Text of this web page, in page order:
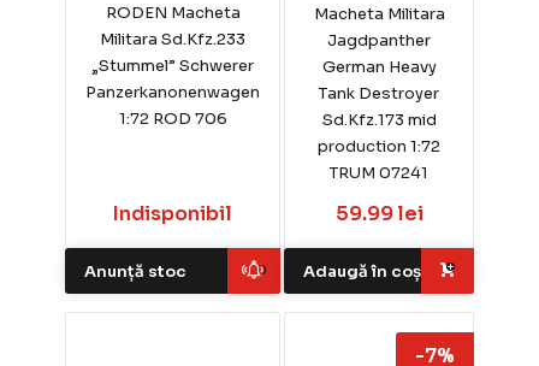
RODEN Macheta
Militara Sd.Kfz.233
„Stummel” Schwerer
Panzerkanonenwagen
1:72 ROD 706
Indisponibil
Anunță stoc
Macheta Militara
Jagdpanther
German Heavy
Tank Destroyer
Sd.Kfz.173 mid
production 1:72
TRUM 07241
59.99 lei
Adaugă în coș
-7%